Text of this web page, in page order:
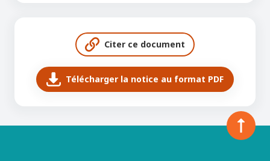
Citer ce document
Télécharger la notice au format PDF